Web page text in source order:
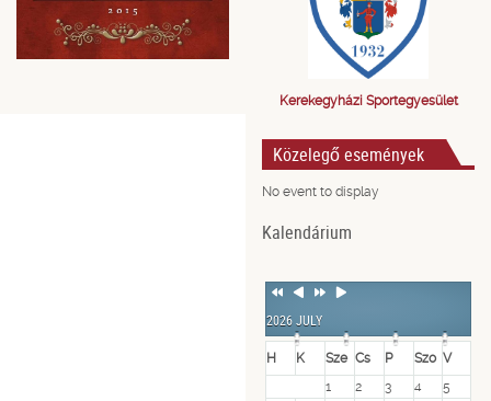
Kerekegyházi Sportegyesület
Közelegő események
No event to display
Kalendárium
Previous
Previous
NextNext
2026 JULY
H K Sze Cs P Szo V
1
2 3 4
5